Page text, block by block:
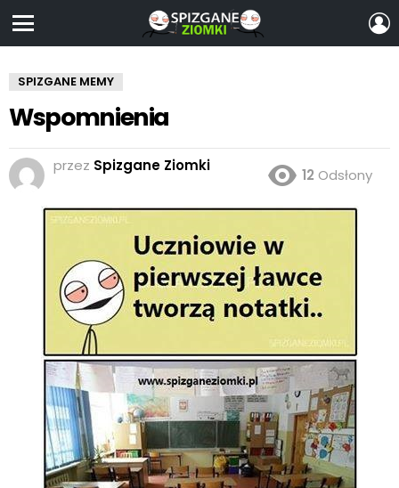
SPIZGANE MEMY
Wspomnienia
przez Spizgane Ziomki
12 Odsłony